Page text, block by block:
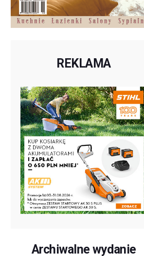
REKLAMA
Archiwalne wydanie